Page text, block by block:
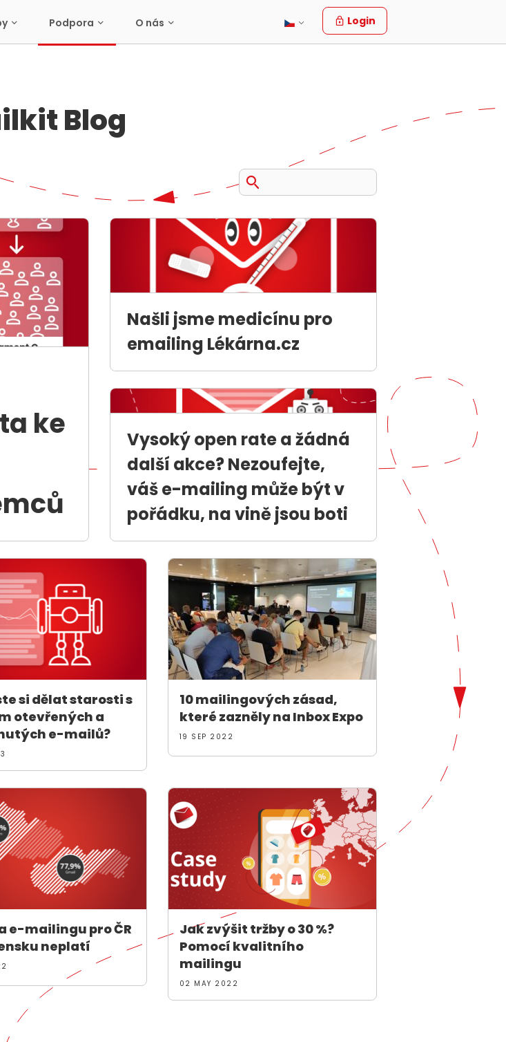
Podpora O nás Login
Blog
ke
Našli jsme medicínu pro
emailing Lékárna.cz
Vysoký open rate a žádná
další akce? Nezoufejte,
váš e-mailing může být v
pořádku, na vině jsou boti
si dělat starosti s
otevřených a
e-mailů?
10 mailingových zásad,
které zazněly na Inbox Expo
19 SEP 2022
e-mailingu pro ČR
neplatí
Jak zvýšit tržby o 30 %?
Pomocí kvalitního
mailingu
02 MAY 2022